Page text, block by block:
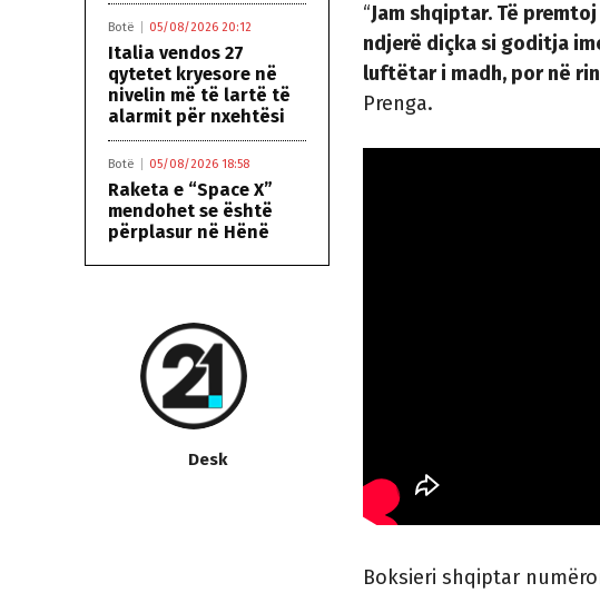
Botë 05/08/2026 20:12
Italia vendos 27
qytetet kryesore në
nivelin më të lartë të
alarmit për nxehtësi
Botë 05/08/2026 18:58
Raketa e “Space X”
mendohet se është
përplasur në Hënë
Desk
“Jam shqiptar. Të
ndjerë diçka si goditja
luftëtar i madh, por në
Prenga.
Boksieri shqiptar